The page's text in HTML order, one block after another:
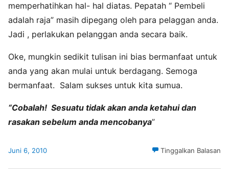
memperhatihkan hal- hal diatas. Pepatah “ Pembeli
adalah raja” masih dipegang oleh para pelaggan anda.
Jadi , perlakukan pelanggan anda secara baik.
Oke, mungkin sedikit tulisan ini bias bermanfaat untuk
anda yang akan mulai untuk berdagang. Semoga
bermanfaat. Salam sukses untuk kita sumua.
“Cobalah! Sesuatu tidak akan anda ketahui dan
rasakan sebelum anda mencobanya”
Juni 6, 2010 Tinggalkan Balasan